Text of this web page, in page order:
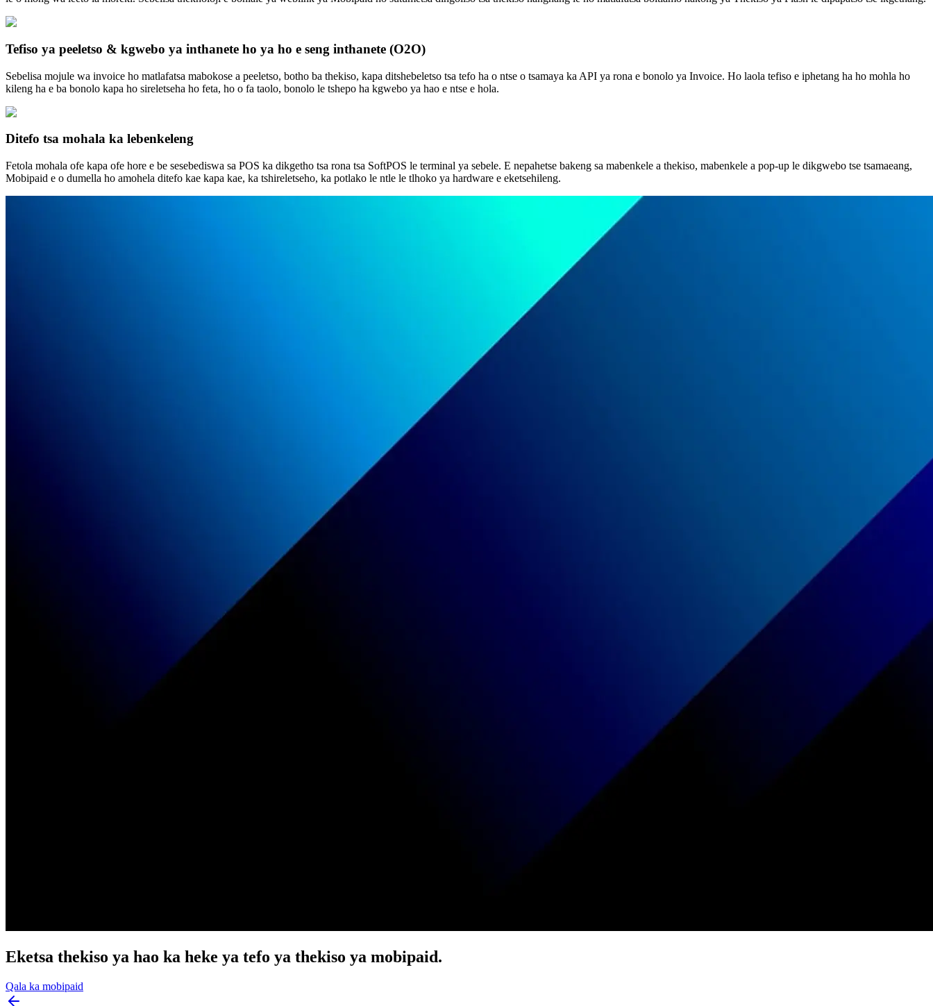
Tefiso ya peeletso & kgwebo ya inthanete ho ya ho e seng inthanete (O2O)
Sebelisa mojule wa invoice ho matlafatsa mabokose a peeletso, botho ba thekiso, kapa ditshebeletso tsa tefo ha o ntse o tsamaya ka API ya rona e bonolo ya Invoice. Ho laola tefiso e iphetang ha ho mohla ho
kileng ha e ba bonolo kapa ho sireletseha ho feta, ho o fa taolo, bonolo le tshepo ha kgwebo ya hao e ntse e hola.
Ditefo tsa mohala ka lebenkeleng
Fetola mohala ofe kapa ofe hore e be sesebediswa sa POS ka dikgetho tsa rona tsa SoftPOS le terminal ya sebele. E nepahetse bakeng sa mabenkele a thekiso, mabenkele a pop-up le dikgwebo tse tsamaeang,
Mobipaid e o dumella ho amohela ditefo kae kapa kae, ka tshireletseho, ka potlako le ntle le tlhoko ya hardware e eketsehileng.
Eketsa thekiso ya hao ka heke ya tefo ya thekiso ya mobipaid.
Qala ka mobipaid